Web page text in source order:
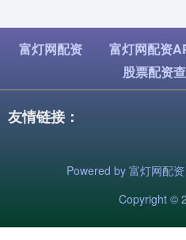
富灯网配资 富灯网配资
股票配资
友情链接：
Powered by 富灯网配资
Copyright ©